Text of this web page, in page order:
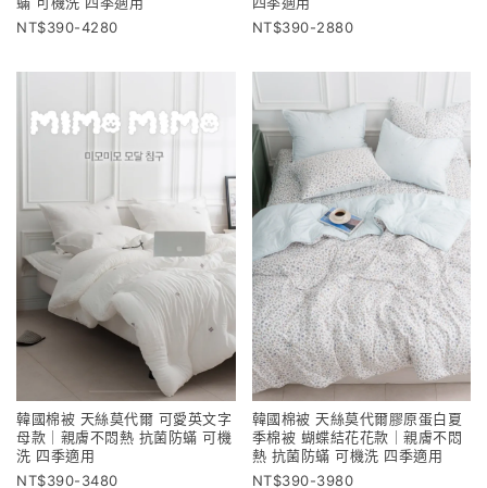
390-4280
390-2880
韓國棉被 天絲莫代爾 可愛英文字
母款｜親膚不悶熱 抗菌防蟎 可機
洗 四季適用
390-3480
韓國棉被 天絲莫代爾膠原蛋白夏
季棉被 蝴蝶結花花款｜親膚不悶
熱 抗菌防蟎 可機洗 四季適用
390-3980